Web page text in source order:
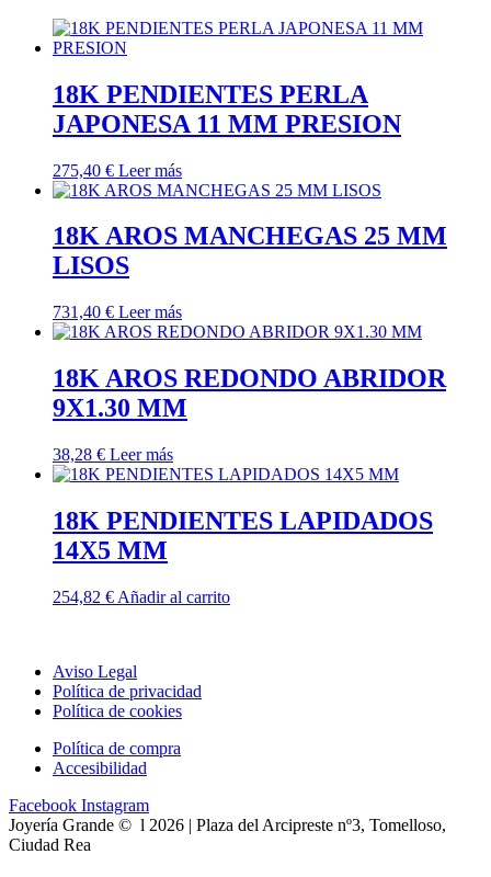
18K PENDIENTES PERLA
JAPONESA 11 MM PRESION
275,40 € Leer más
18K AROS MANCHEGAS 25 MM
LISOS
731,40 € Leer más
18K AROS REDONDO ABRIDOR
9X1.30 MM
38,28 € Leer más
18K PENDIENTES LAPIDADOS
14X5 MM
254,82 € Añadir al carrito
Aviso Legal
Política de privacidad
Política de cookies
Política de compra
Accesibilidad
Facebook Instagram
Joyería Grande © l 2026 | Plaza del Arcipreste nº3, Tomelloso,
Ciudad Rea